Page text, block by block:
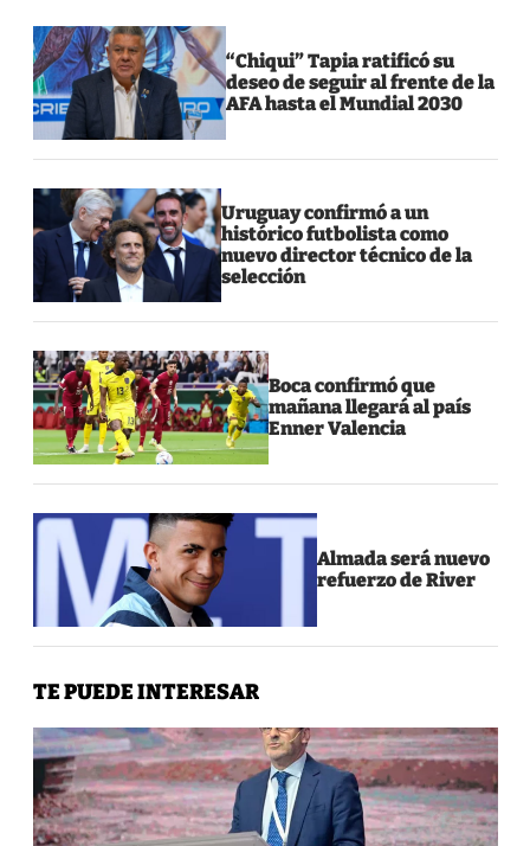
“Chiqui” Tapia ratificó su
deseo de seguir al frente de la
AFA hasta el Mundial 2030
Uruguay confirmó a un
histórico futbolista como
nuevo director técnico de la
selección
Boca confirmó que
mañana llegará al país
Enner Valencia
Almada será nuevo
refuerzo de River
TE PUEDE INTERESAR